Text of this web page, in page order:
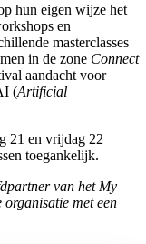
hun eigen wijze het
en
masterclasses
in de zone Connect
aandacht voor
(Artificial
21 en vrijdag 22
toegankelijk.
van het My
met een